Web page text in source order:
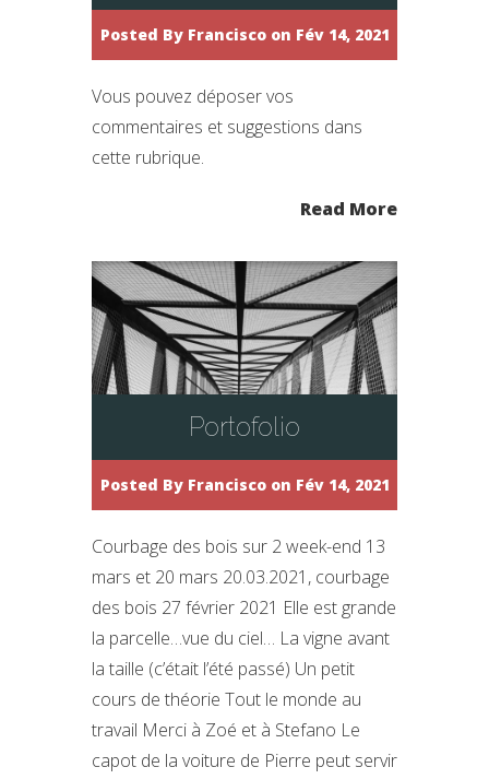
Posted By Franciscoon Fév 14, 2021
Vous pouvez déposer vos
commentaires et suggestions dans
cette rubrique.
Read More
Portofolio
Posted By Franciscoon Fév 14, 2021
Courbage des bois sur 2 week-end 13
mars et 20 mars 20.03.2021, courbage
des bois 27 février 2021 Elle est grande
la parcelle…vue du ciel… La vigne avant
la taille (c’était l’été passé) Un petit
cours de théorie Tout le monde au
travail Merci à Zoé et à Stefano Le
capot de la voiture de Pierre peut servir